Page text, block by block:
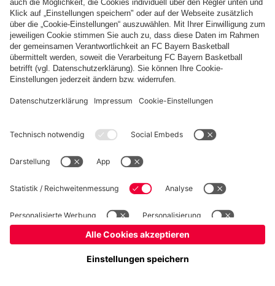
Basketball Frauen Handball Schach Schiedsrichter
Seniorenfußball
Tischtennis
Impressum Datenschutz Nutzungsbedingungen Barrierefreiheit